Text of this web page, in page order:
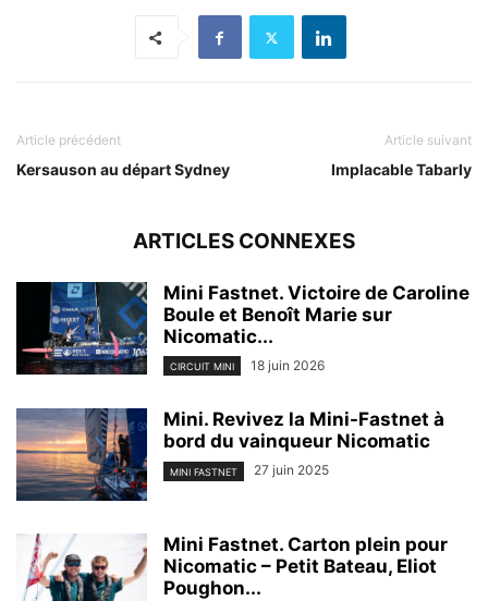
Article précédent
Kersauson au départ Sydney
Article suivant
Implacable Tabarly
ARTICLES CONNEXES
Mini Fastnet. Victoire de Caroline
Boule et Benoît Marie sur
Nicomatic...
CIRCUIT MINI 18 juin 2026
Mini. Revivez la Mini-Fastnet à
bord du vainqueur Nicomatic
MINI FASTNET 27 juin 2025
Mini Fastnet. Carton plein pour
Nicomatic – Petit Bateau, Eliot
Poughon...